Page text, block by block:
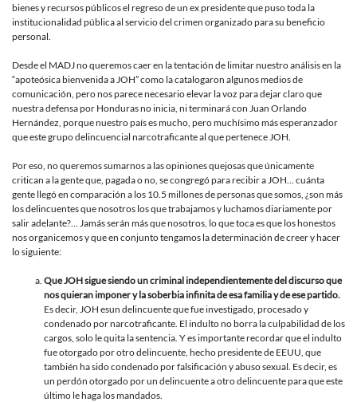
bienes y recursos públicos el regreso de un ex presidente que puso toda la
institucionalidad pública al servicio del crimen organizado para su beneficio
personal.
Desde el MADJ no queremos caer en la tentación de limitar nuestro análisis en la
“apoteósica bienvenida a JOH” como la catalogaron algunos medios de
comunicación, pero nos parece necesario elevar la voz para dejar claro que
nuestra defensa por Honduras no inicia, ni terminará con Juan Orlando
Hernández, porque nuestro país es mucho, pero muchísimo más esperanzador
que este grupo delincuencial narcotraficante al que pertenece JOH.
Por eso, no queremos sumarnos a las opiniones quejosas que únicamente
critican a la gente que, pagada o no, se congregó para recibir a JOH… cuánta
gente llegó en comparación a los 10.5 millones de personas que somos, ¿son más
los delincuentes que nosotros los que trabajamos y luchamos diariamente por
salir adelante?… Jamás serán más que nosotros, lo que toca es que los honestos
nos organicemos y que en conjunto tengamos la determinación de creer y hacer
lo siguiente:
Que JOH sigue siendo un criminal independientemente del discurso que
nos quieran imponer y la soberbia infinita de esa familia y de ese partido.
Es decir, JOH esun delincuente que fue investigado, procesado y
condenado por narcotraficante. El indulto no borra la culpabilidad de los
cargos, solo le quita la sentencia. Y es importante recordar que el indulto
fue otorgado por otro delincuente, hecho presidente de EEUU, que
también ha sido condenado por falsificación y abuso sexual. Es decir, es
un perdón otorgado por un delincuente a otro delincuente para que este
último le haga los mandados.